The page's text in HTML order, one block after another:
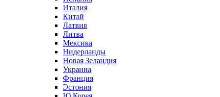
Италия
Китай
Латвия
Литва
Мексика
Нидерланды
Новая Зеландия
Украина
Франция
Эстония